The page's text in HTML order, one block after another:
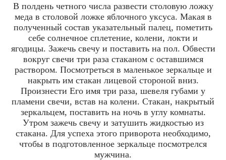
В полдень четного числа развести столовую ложку
меда в столовой ложке яблочного уксуса. Макая в
полученный состав указательный палец, пометить
себе солнечное сплетение, колени, локти и
ягодицы. Зажечь свечу и поставить на пол. Обвести
вокруг свечи три раза стаканом с оставшимся
раствором. Посмотреться в маленькое зеркальце и
накрыть им стакан лицевой стороной вниз.
Произнести Его имя три раза, шевеля губами у
пламени свечи, встав на колени. Стакан, накрытый
зеркальцем, поставить на ночь в углу комнаты.
Утром зажечь свечу и затушить жидкостью из
стакана. Для успеха этого приворота необходимо,
чтобы в подготовленное зеркальце посмотрелся
мужчина.